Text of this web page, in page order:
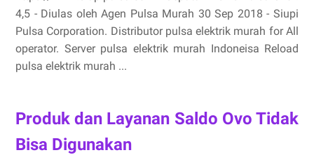
4,5 - ‎Diulas oleh Agen Pulsa Murah 30 Sep 2018 - Siupi
Pulsa Corporation. Distributor pulsa elektrik murah for All
operator. Server pulsa elektrik murah Indoneisa Reload
pulsa elektrik murah ...
Produk dan Layanan Saldo Ovo Tidak
Bisa Digunakan